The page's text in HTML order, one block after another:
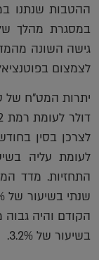
ההטבות שנתנו
במסגרת מהלך
גישה השונה
לצמצום
התחזיות. מדד
הקודם והיה
בשיעור של 3.2%.